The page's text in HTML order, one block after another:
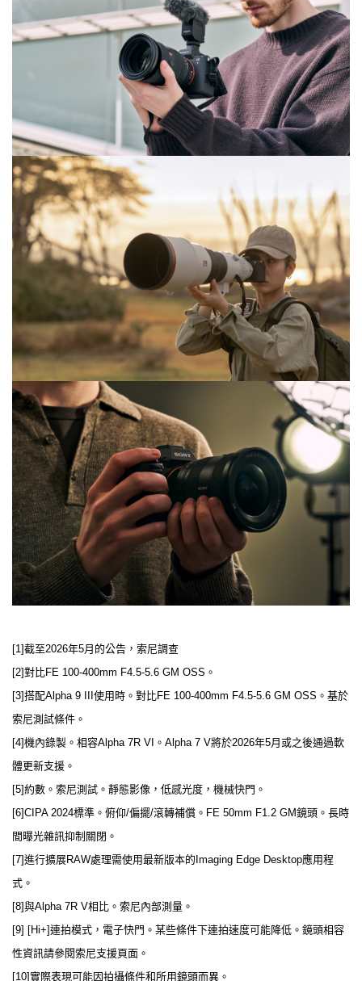
[1]截至2026年5月的公告，索尼調查
[2]對比FE 100-400mm F4.5-5.6 GM OSS。
[3]搭配Alpha 9 III使用時。對比FE 100-400mm F4.5-5.6 GM OSS。基於
索尼測試條件。
[4]機內錄製。相容Alpha 7R VI。Alpha 7 V將於2026年5月或之後通過軟
體更新支援。
[5]約數。索尼測試。靜態影像，低感光度，機械快門。
[6]CIPA 2024標準。俯仰/偏擺/滾轉補償。FE 50mm F1.2 GM鏡頭。長時
間曝光雜訊抑制關閉。
[7]進行擴展RAW處理需使用最新版本的Imaging Edge Desktop應用程
式。
[8]與Alpha 7R V相比。索尼內部測量。
[9] [Hi+]連拍模式，電子快門。某些條件下連拍速度可能降低。鏡頭相容
性資訊請參閱索尼支援頁面。
[10]實際表現可能因拍攝條件和所用鏡頭而異。